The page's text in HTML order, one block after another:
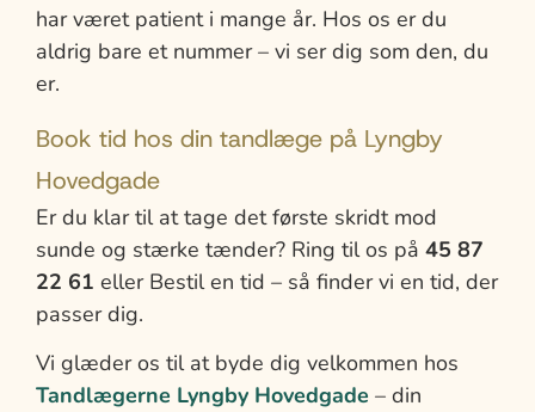
har været patient i mange år. Hos os er du
aldrig bare et nummer – vi ser dig som den, du
er.
Book tid hos din tandlæge på Lyngby
Hovedgade
Er du klar til at tage det første skridt mod
sunde og stærke tænder? Ring til os på 45 87
22 61 eller Bestil en tid – så finder vi en tid, der
passer dig.
Vi glæder os til at byde dig velkommen hos
Tandlægerne Lyngby Hovedgade – din